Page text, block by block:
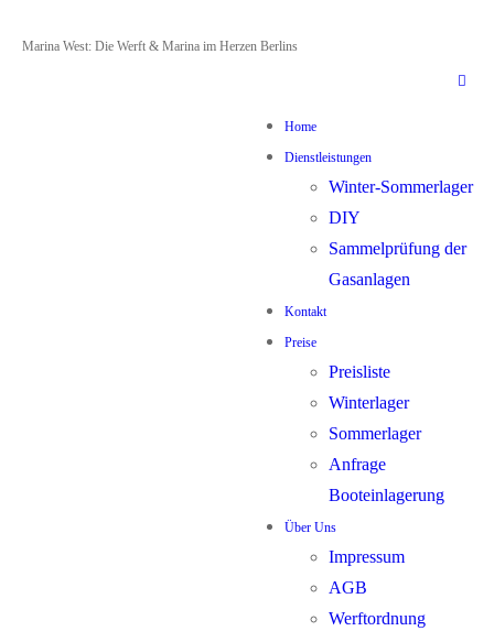
Zum
Menü
Schließen
Marina West: Die Werft & Marina im Herzen Berlins
Home
Dienstleistungen
Winter-Sommerlager
DIY
Sammelprüfung der
Gasanlagen
Kontakt
Preise
Preisliste
Winterlager
Sommerlager
Anfrage
Booteinlagerung
Über Uns
Impressum
AGB
Werftordnung